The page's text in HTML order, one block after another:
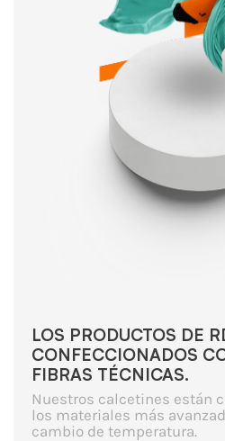
LOS PRODUCTOS DE
CONFECCIONADOS
FIBRAS TÉCNICAS.
Nuestros calcetines están
los materiales más
cambio de temperatura.